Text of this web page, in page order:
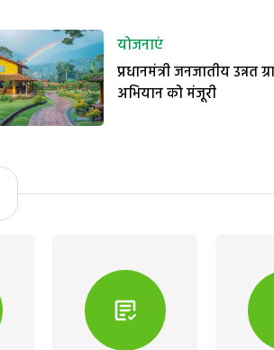
योजनाएं
प्रधानमंत्री जनजातीय उन्नत
अभियान को मंजूरी